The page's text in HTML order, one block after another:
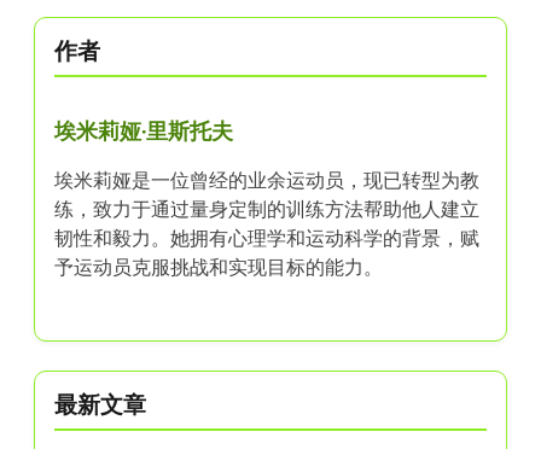
作者
埃米莉娅·里斯托夫
埃米莉娅是一位曾经的业余运动员，现已转型为教
练，致力于通过量身定制的训练方法帮助他人建立
韧性和毅力。她拥有心理学和运动科学的背景，赋
予运动员克服挑战和实现目标的能力。
最新文章